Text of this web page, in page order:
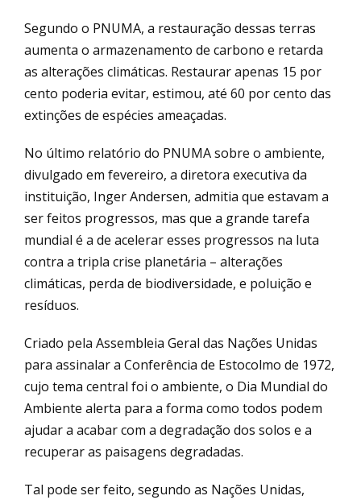
Segundo o PNUMA, a restauração dessas terras
aumenta o armazenamento de carbono e retarda
as alterações climáticas. Restaurar apenas 15 por
cento poderia evitar, estimou, até 60 por cento das
extinções de espécies ameaçadas.
No último relatório do PNUMA sobre o ambiente,
divulgado em fevereiro, a diretora executiva da
instituição, Inger Andersen, admitia que estavam a
ser feitos progressos, mas que a grande tarefa
mundial é a de acelerar esses progressos na luta
contra a tripla crise planetária – alterações
climáticas, perda de biodiversidade, e poluição e
resíduos.
Criado pela Assembleia Geral das Nações Unidas
para assinalar a Conferência de Estocolmo de 1972,
cujo tema central foi o ambiente, o Dia Mundial do
Ambiente alerta para a forma como todos podem
ajudar a acabar com a degradação dos solos e a
recuperar as paisagens degradadas.
Tal pode ser feito, segundo as Nações Unidas,